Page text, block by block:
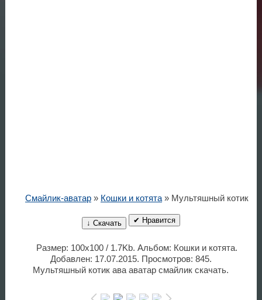
Смайлик-аватар» Кошки и котята» Мультяшный котик
↓ Скачать ✔ Нравится
Размер: 100x100 / 1.7Kb. Альбом: Кошки и котята.
Добавлен: 17.07.2015. Просмотров: 845.
Мультяшный котик ава аватар смайлик скачать.